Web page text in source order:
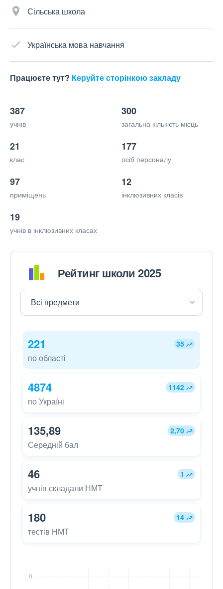
Сільська школа
Українська мова навчання
Працюєте тут? Керуйте сторінкою закладу
387
учнів
300
загальна кількість місць
21
клас
177
осіб персоналу
97
приміщень
12
інклюзивних класів
19
учнів в інклюзивних класах
Рейтинг школи 2025
221 35
по області
4874 1142
по Україні
135,89 2,70
Середній бал
46 1
учнів складали НМТ
180 14
тестів НМТ